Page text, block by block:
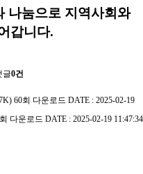
나눔으로 지역사회와
갑니다.
글0건
60회 다운로드 DATE : 2025-02-19
다운로드 DATE : 2025-02-19 11:47:34